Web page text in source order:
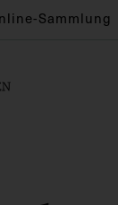
Sammlung